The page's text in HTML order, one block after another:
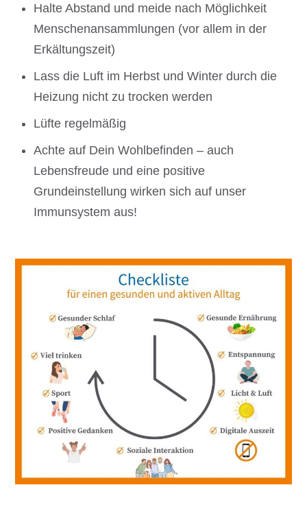
Halte Abstand und meide nach Möglichkeit
Menschenansammlungen (vor allem in der
Erkältungszeit)
Lass die Luft im Herbst und Winter durch die
Heizung nicht zu trocken werden
Lüfte regelmäßig
Achte auf Dein Wohlbefinden – auch
Lebensfreude und eine positive
Grundeinstellung wirken sich auf unser
Immunsystem aus!